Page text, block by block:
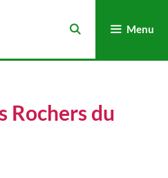
Menu
Rochers du